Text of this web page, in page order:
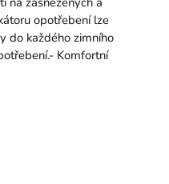
opotřebení lze
do každého zimního
Komfortní